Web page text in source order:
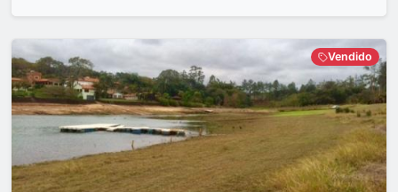
Vendido